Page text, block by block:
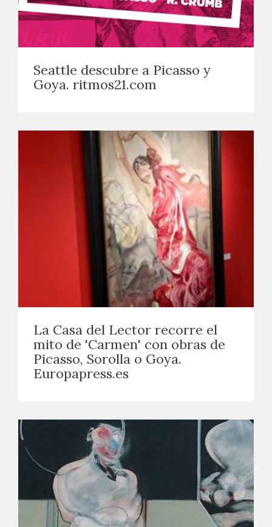
Seattle descubre a Picasso y
Goya. ritmos21.com
La Casa del Lector recorre el
mito de 'Carmen' con obras de
Picasso, Sorolla o Goya.
Europapress.es